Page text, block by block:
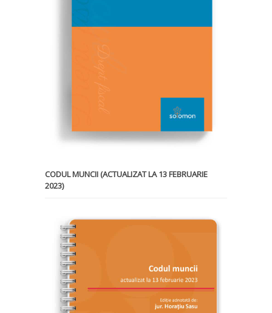
CODUL MUNCII (ACTUALIZAT LA 13 FEBRUARIE
2023)